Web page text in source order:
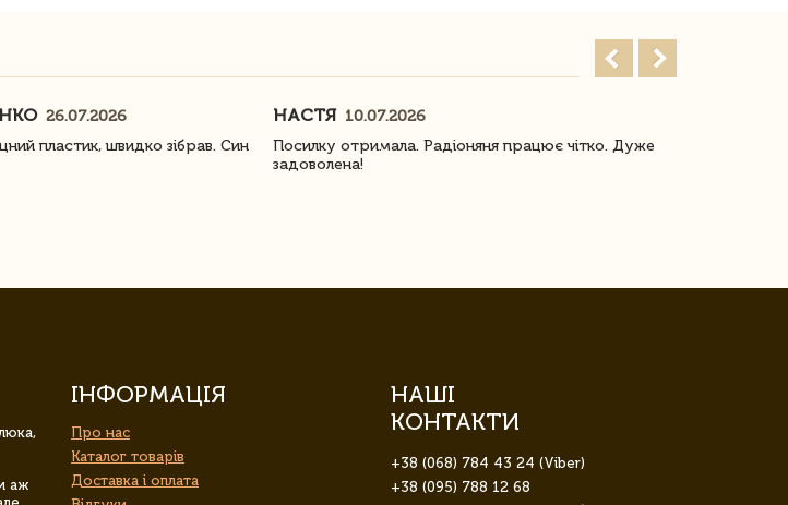
26.07.2026
пластик, швидко зібрав. Син
НАСТЯ 10.07.2026
Посилку отримала. Радіоняня працює чітко. Дуже
задоволена!
аж
ІНФОРМАЦІЯ
Про нас
Каталог товарів
Доставка і оплата
НАШІ
КОНТАКТИ
+38 (068) 784 43 24 (Viber)
+38 (095) 788 12 68